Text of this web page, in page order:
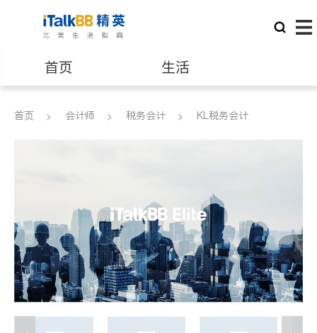
首页 生活
医生 律师
养老 非盈利组织
首页 会计师 税务会计 KL税务会计